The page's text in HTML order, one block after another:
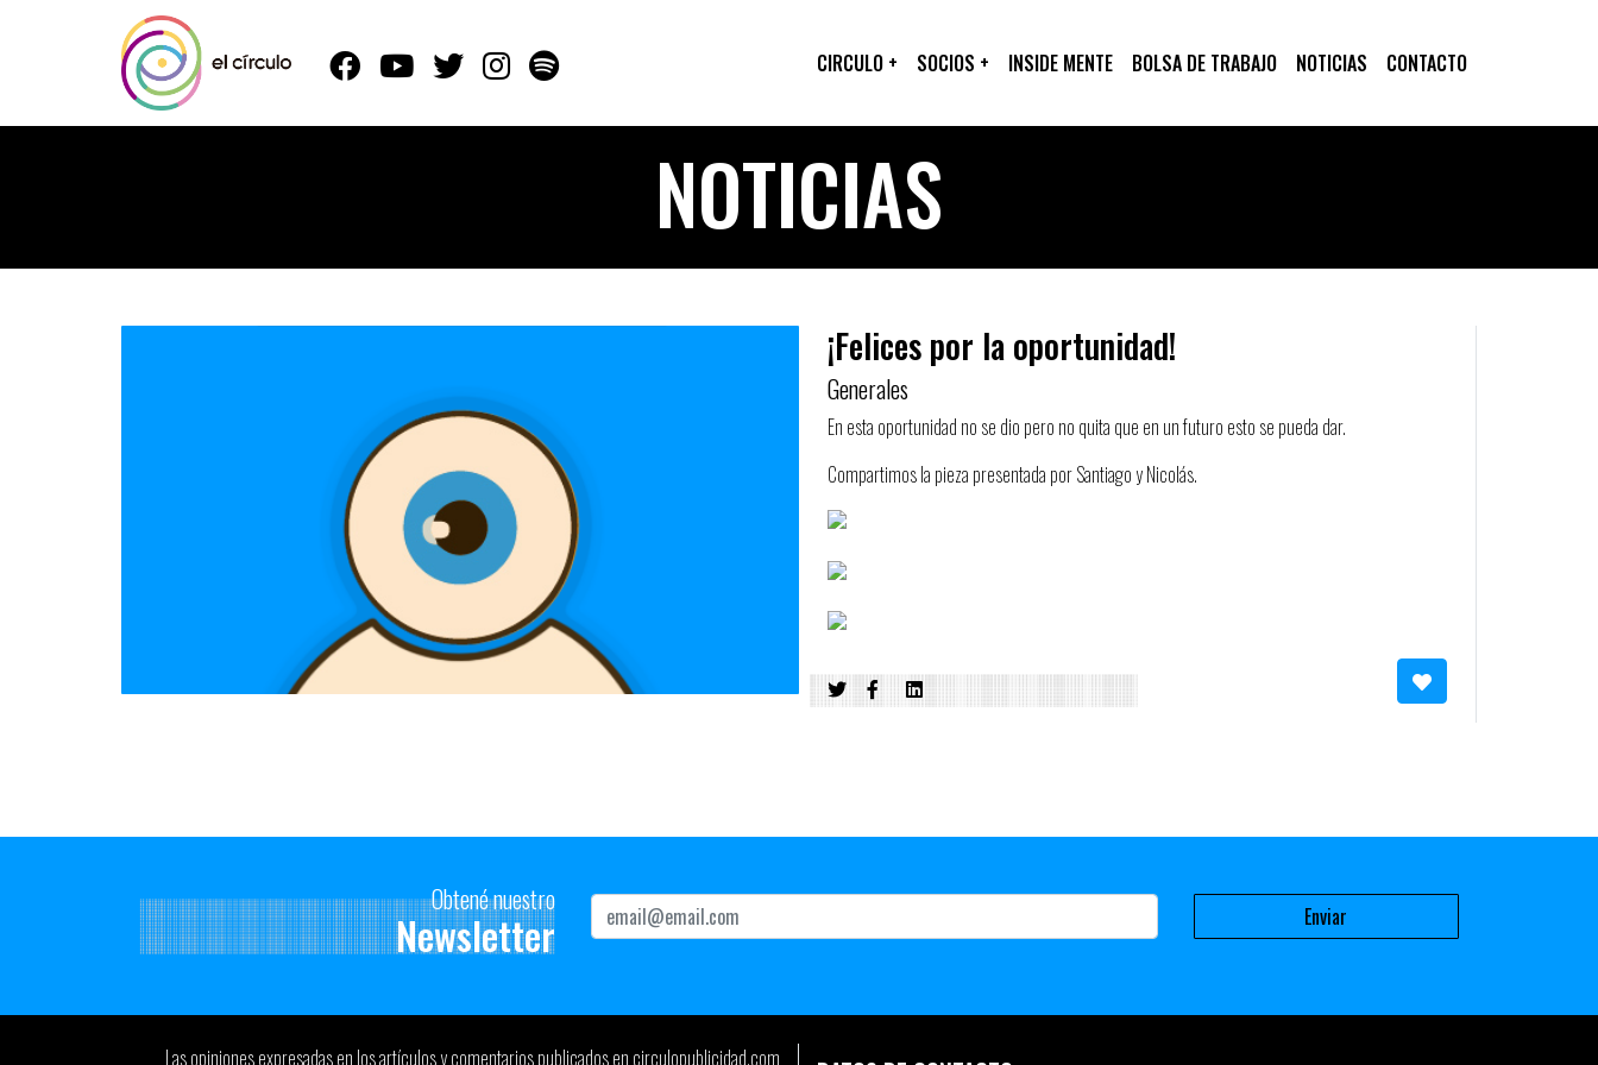
CIRCULO + SOCIOS + INSIDE MENTE BOLSA DE TRABAJO NOTICIAS CONTACTO
NOTICIAS
¡Felices por la oportunidad!
Generales
En esta oportunidad no se dio pero no quita que en un futuro esto se pueda dar.
Compartimos la pieza presentada por Santiago y Nicolás.
Obtené nuestro
Newsletter
Las opiniones expresadas en los artículos y comentarios publicados en circulopublicidad.com